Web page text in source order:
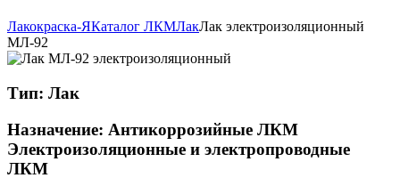
Лакокраска-ЯКаталог ЛКМЛакЛак электроизоляционный
МЛ-92
Тип: Лак
Назначение: Антикоррозийные ЛКМ
Электроизоляционные и электропроводные
ЛКМ